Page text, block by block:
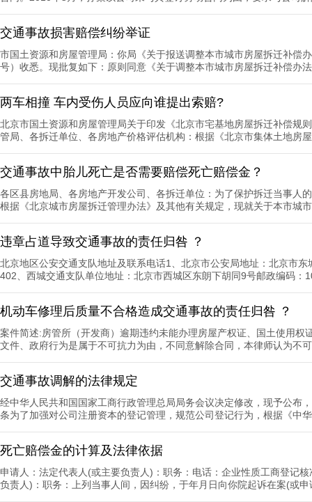
交通事故损害赔偿纠纷举证
市国土资源和房屋管理局：你局《关于报送调整本市城市房屋拆迁补偿
号）收悉。现批复如下：原则同意《关于调整本市城市房屋拆迁补偿办
两车相撞 车内受伤人员应向谁提出索赔?
北京市国土资源和房屋管理局关于印发《北京市宅基地房屋拆迁补偿规
管局、各拆迁单位、各房地产价格评估机构：根据《北京市集体土地房
交通事故中胎儿死亡是否需要赔偿死亡赔偿金？
各区县房地局、各房地产开发公司、各拆迁单位：为了保护拆迁当事人
根据《北京城市房屋拆迁管理办法》及其他有关规定，现就关于本市城
违章占道导致交通事故的责任归咎 ？
北京地区公安交通支队地址及联系电话1、北京市公安局地址：北京市
402、西城交通支队单位地址：北京市西城区东朗下胡同9号邮政编码：
机动车修理后质量不合格造成交通事故的责任归咎 ？
案件简述:房管所（开发商）逾期违约未能办理房屋产权证、国土使用
文件、政府行为是属于不可抗力为由，不同意解除合同，本律师认为不
交通事故调解的法律规定
经中华人民共和国国家工商行政管理总局局务会议决定修改，现予公布
条为了加强对公司注册资本的登记管理，规范公司登记行为，根据《中
死亡赔偿金的计算及法律依据
申请人：法定代表人(或主要负责人)：职务：电话：企业性质工商登记
负责人)：职务：上列当事人间，因纠纷，于年月日向你院起诉在案(或